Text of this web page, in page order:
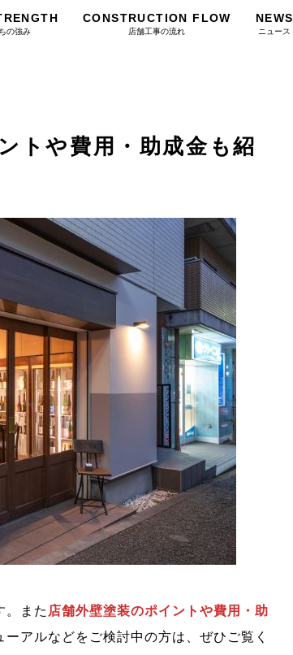
の強み
CONSTRUCTION FLOW
店舗工事の流れ
NEWS
ニュース
トや費用・助成金も紹
。また 店舗外壁塗装のポイントや費用・助
アルなどをご検討中の方は、ぜひご覧く